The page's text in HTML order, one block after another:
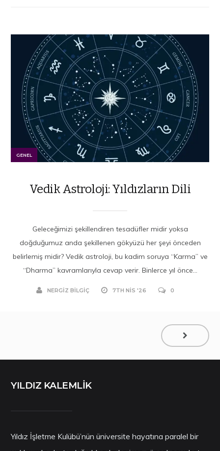
GENEL
Vedik Astroloji: Yıldızların Dili
Geleceğimizi şekillendiren tesadüfler midir yoksa
doğduğumuz anda şekillenen gökyüzü her şeyi önceden
belirlemiş midir? Vedik astroloji, bu kadim soruya “Karma” ve
“Dharma” kavramlarıyla cevap verir. Binlerce yıl önce...
NERGIZ BILGIÇ 7TH NIS '26 0
YILDIZ KALEMLİK
Yıldız İşletme Kulübü’nün üniversite hayatına paralel bir